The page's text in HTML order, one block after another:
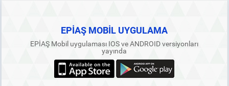
EPİAŞ MOBİL UYGULAMA
EPİAŞ Mobil uygulaması IOS ve ANDROID versiyonları
yayında